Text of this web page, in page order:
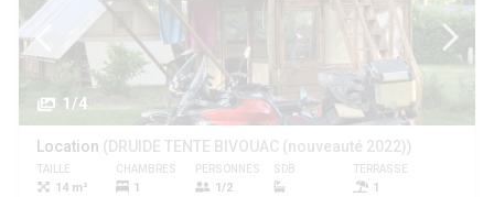
1/4
Location (DRUIDE TENTE BIVOUAC (nouveauté 2022))
TAILLE
14 m²
CHAMBRES
1
PERSONNES
1/2
SDB TERRASSE
1